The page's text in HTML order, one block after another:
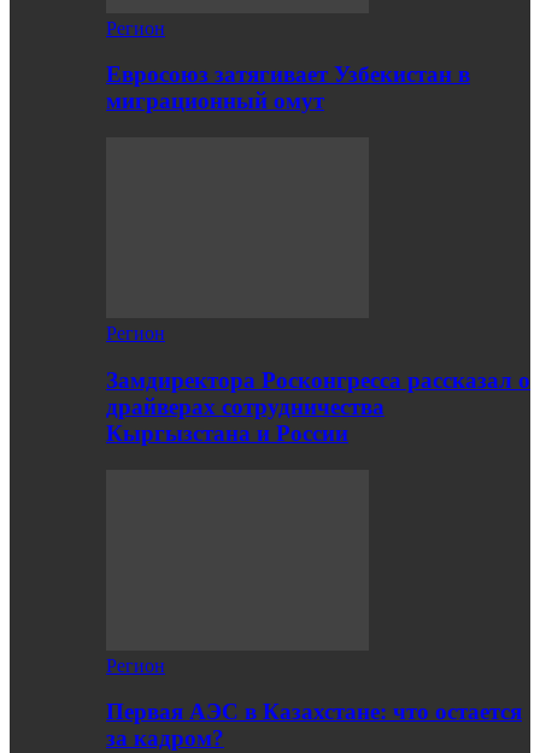
Регион
Евросоюз затягивает Узбекистан в
миграционный омут
Регион
Замдиректора Росконгресса рассказал о
драйверах сотрудничества
Кыргызстана и России
Регион
Первая АЭС в Казахстане: что остается
за кадром?